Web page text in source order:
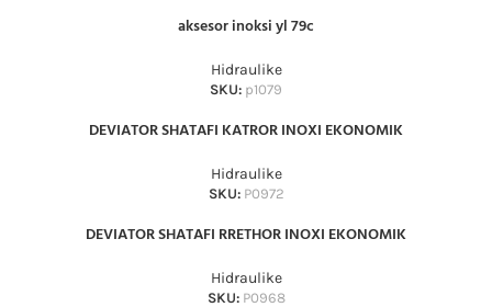
aksesor inoksi yl 79c
Hidraulike
SKU: p1079
DEVIATOR SHATAFI KATROR INOXI EKONOMIK
Hidraulike
SKU: P0972
DEVIATOR SHATAFI RRETHOR INOXI EKONOMIK
Hidraulike
SKU: P0968